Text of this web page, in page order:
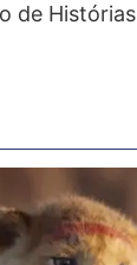
de Histórias